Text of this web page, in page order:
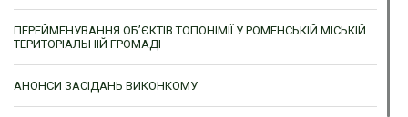
ПЕРЕЙМЕНУВАННЯ ОБ’ЄКТІВ ТОПОНІМІЇ У РОМЕНСЬКІЙ МІСЬКІЙ
ТЕРИТОРІАЛЬНІЙ ГРОМАДІ
АНОНСИ ЗАСІДАНЬ ВИКОНКОМУ